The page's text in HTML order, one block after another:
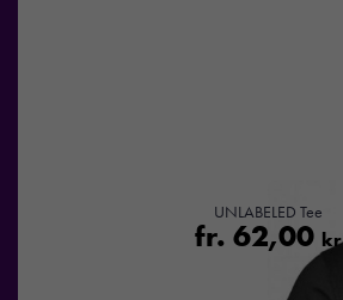
UNLABELED Tee
fr. 62,00 kr